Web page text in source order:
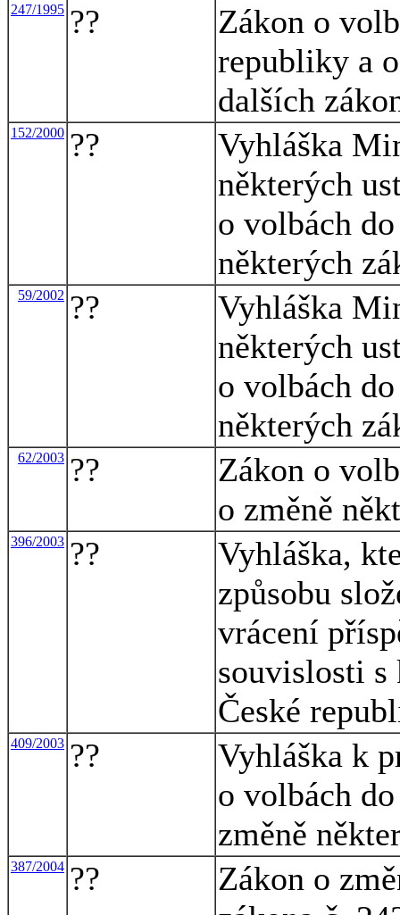
247/1995 ??
Zákon o
republiky a
dalších
152/2000 ??
Vyhláška
některých
o volbách
některých
59/2002 ??
Vyhláška
některých
o volbách
některých
62/2003 ??
Zákon o
o změně
396/2003 ??
Vyhláška,
způsobu
vrácení
souvislosti s
České
409/2003 ??
Vyhláška k
o volbách
změně
387/2004 ??
Zákon o